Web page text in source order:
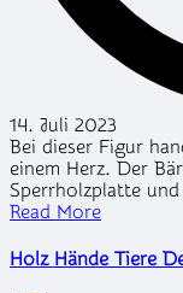
14. Juli 2023
Bei dieser Figur
einem Herz. Der
Sperrholzplatte
Read More
Holz Hände Tiere